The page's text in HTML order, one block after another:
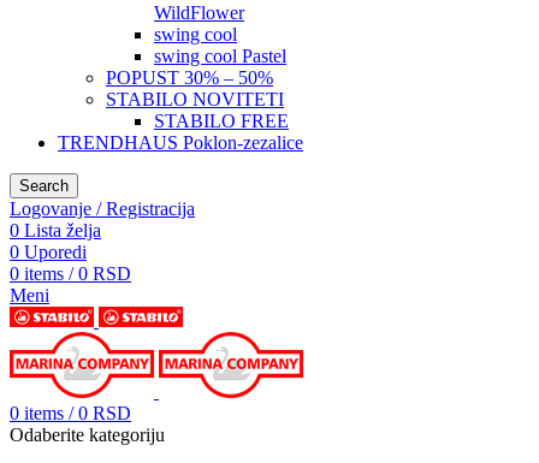
WildFlower
swing cool
swing cool Pastel
POPUST 30% – 50%
STABILO NOVITETI
STABILO FREE
TRENDHAUS Poklon-zezalice
Search
Logovanje / Registracija
0 Lista želja
0 Uporedi
0 items / 0 RSD
Meni
0 items / 0 RSD
Odaberite kategoriju